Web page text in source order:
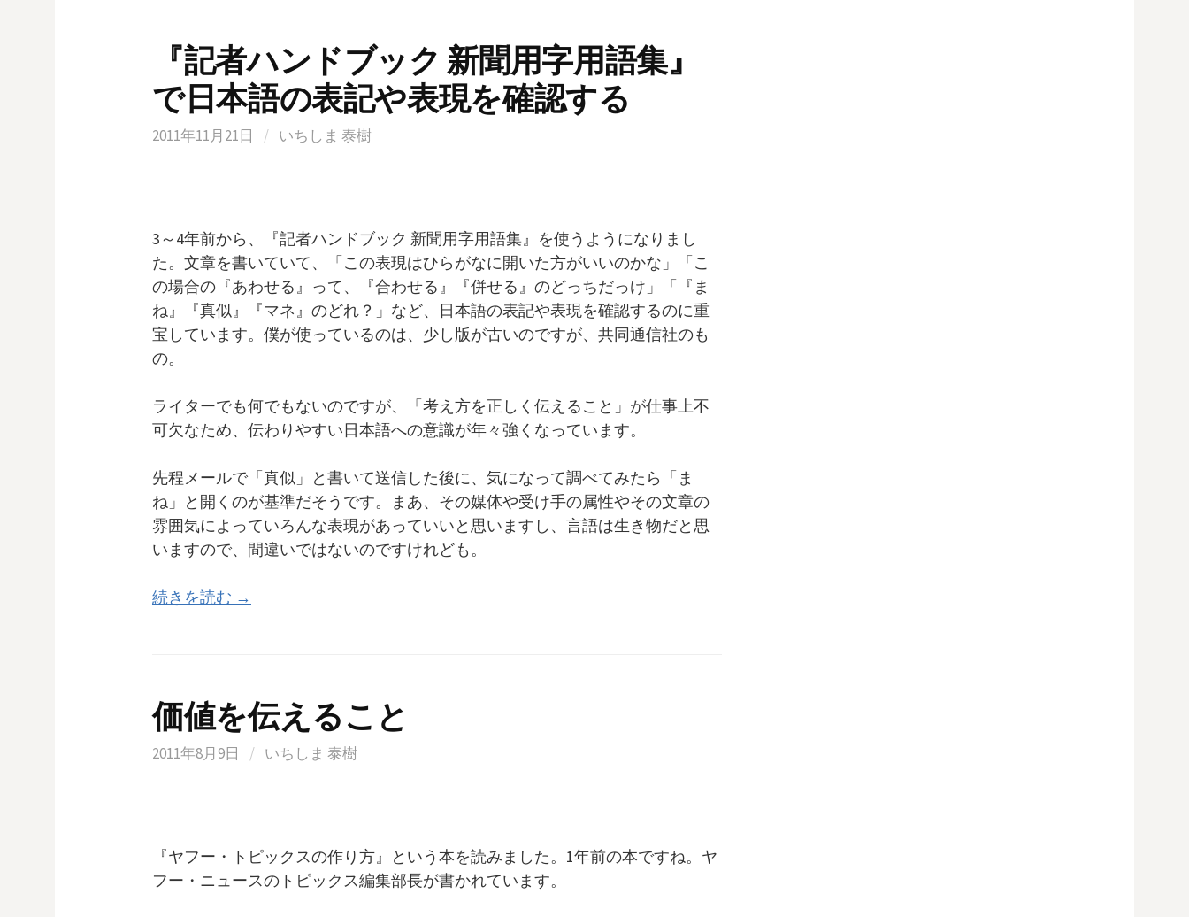
『記者ハンドブック 新聞用字用語集』
で日本語の表記や表現を確認する
2011年11月21日 / いちしま 泰樹
3～4年前から、『記者ハンドブック 新聞用字用語集』を使うようになりまし
た。文章を書いていて、「この表現はひらがなに開いた方がいいのかな」「こ
の場合の『あわせる』って、『合わせる』『併せる』のどっちだっけ」「『ま
ね』『真似』『マネ』のどれ？」など、日本語の表記や表現を確認するのに重
宝しています。僕が使っているのは、少し版が古いのですが、共同通信社のも
の。
ライターでも何でもないのですが、「考え方を正しく伝えること」が仕事上不
可欠なため、伝わりやすい日本語への意識が年々強くなっています。
先程メールで「真似」と書いて送信した後に、気になって調べてみたら「ま
ね」と開くのが基準だそうです。まあ、その媒体や受け手の属性やその文章の
雰囲気によっていろんな表現があっていいと思いますし、言語は生き物だと思
いますので、間違いではないのですけれども。
続きを読む →
価値を伝えること
2011年8月9日 / いちしま 泰樹
『ヤフー・トピックスの作り方』という本を読みました。1年前の本ですね。ヤ
フー・ニュースのトピックス編集部長が書かれています。